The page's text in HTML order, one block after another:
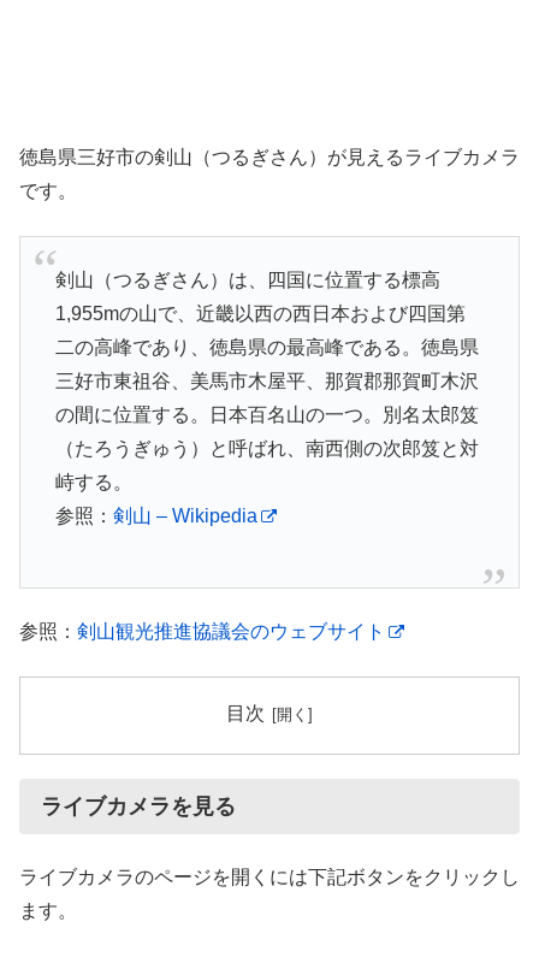
徳島県三好市の剣山（つるぎさん）が見えるライブカメラ
です。
剣山（つるぎさん）は、四国に位置する標高
1,955mの山で、近畿以西の西日本および四国第
二の高峰であり、徳島県の最高峰である。徳島県
三好市東祖谷、美馬市木屋平、那賀郡那賀町木沢
の間に位置する。日本百名山の一つ。別名太郎笈
（たろうぎゅう）と呼ばれ、南西側の次郎笈と対
峙する。
参照： 剣山 – Wikipedia
参照： 剣山観光推進協議会のウェブサイト
目次
ライブカメラを見る
ライブカメラのページを開くには下記ボタンをクリックし
ます。